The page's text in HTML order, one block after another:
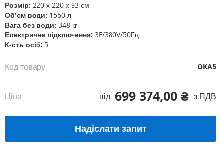
зображень
Розмір: 220 х 220 х 93 см
Об'єм води: 1550 л
Вага без води: 348 кг
Електричне підключення: 3F/380V/50Гц
К-сть осіб: 5
699 374,00 ₴ з ПДВ
Ціна від
Код товару OKA5
Надіслати запит